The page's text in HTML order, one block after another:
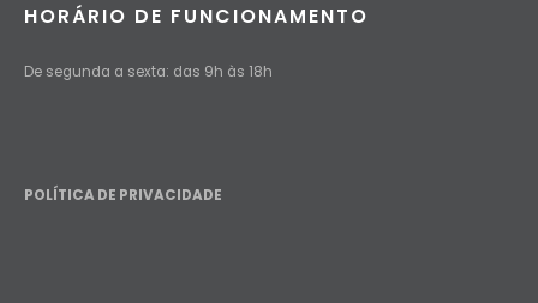
HORÁRIO DE FUNCIONAMENTO
De segunda a sexta: das 9h às 18h
POLÍTICA DE PRIVACIDADE